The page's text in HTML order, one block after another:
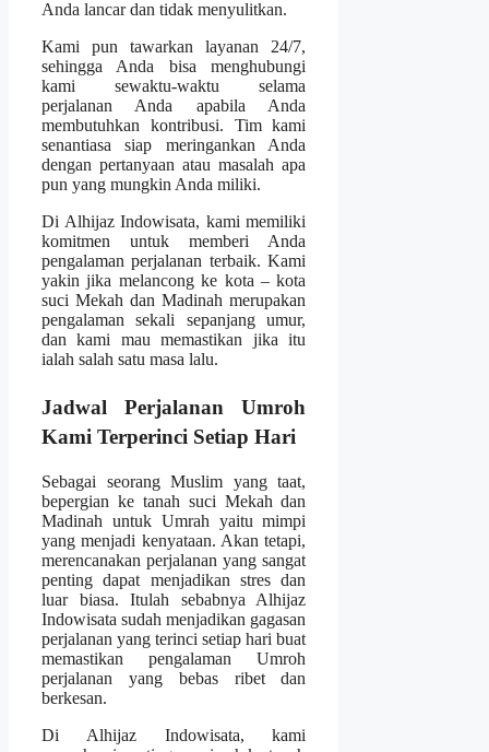
Anda lancar dan tidak menyulitkan.
Kami pun tawarkan layanan 24/7,
sehingga Anda bisa menghubungi
kami sewaktu-waktu selama
perjalanan Anda apabila Anda
membutuhkan kontribusi. Tim kami
senantiasa siap meringankan Anda
dengan pertanyaan atau masalah apa
pun yang mungkin Anda miliki.
Di Alhijaz Indowisata, kami memiliki
komitmen untuk memberi Anda
pengalaman perjalanan terbaik. Kami
yakin jika melancong ke kota – kota
suci Mekah dan Madinah merupakan
pengalaman sekali sepanjang umur,
dan kami mau memastikan jika itu
ialah salah satu masa lalu.
Jadwal Perjalanan Umroh
Kami Terperinci Setiap Hari
Sebagai seorang Muslim yang taat,
bepergian ke tanah suci Mekah dan
Madinah untuk Umrah yaitu mimpi
yang menjadi kenyataan. Akan tetapi,
merencanakan perjalanan yang sangat
penting dapat menjadikan stres dan
luar biasa. Itulah sebabnya Alhijaz
Indowisata sudah menjadikan gagasan
perjalanan yang terinci setiap hari buat
memastikan pengalaman Umroh
perjalanan yang bebas ribet dan
berkesan.
Di Alhijaz Indowisata, kami